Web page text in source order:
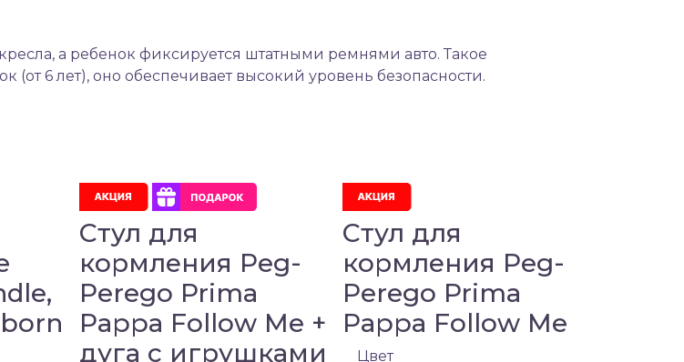
а ребенок фиксируется штатными ремнями авто. Такое
6 лет), оно обеспечивает высокий уровень безопасности.
Стул для
кормления Peg-
Perego Prima
Pappa Follow Me +
дуга с игрушками
Стул для
кормления Peg-
Perego Prima
Pappa Follow Me
Цвет